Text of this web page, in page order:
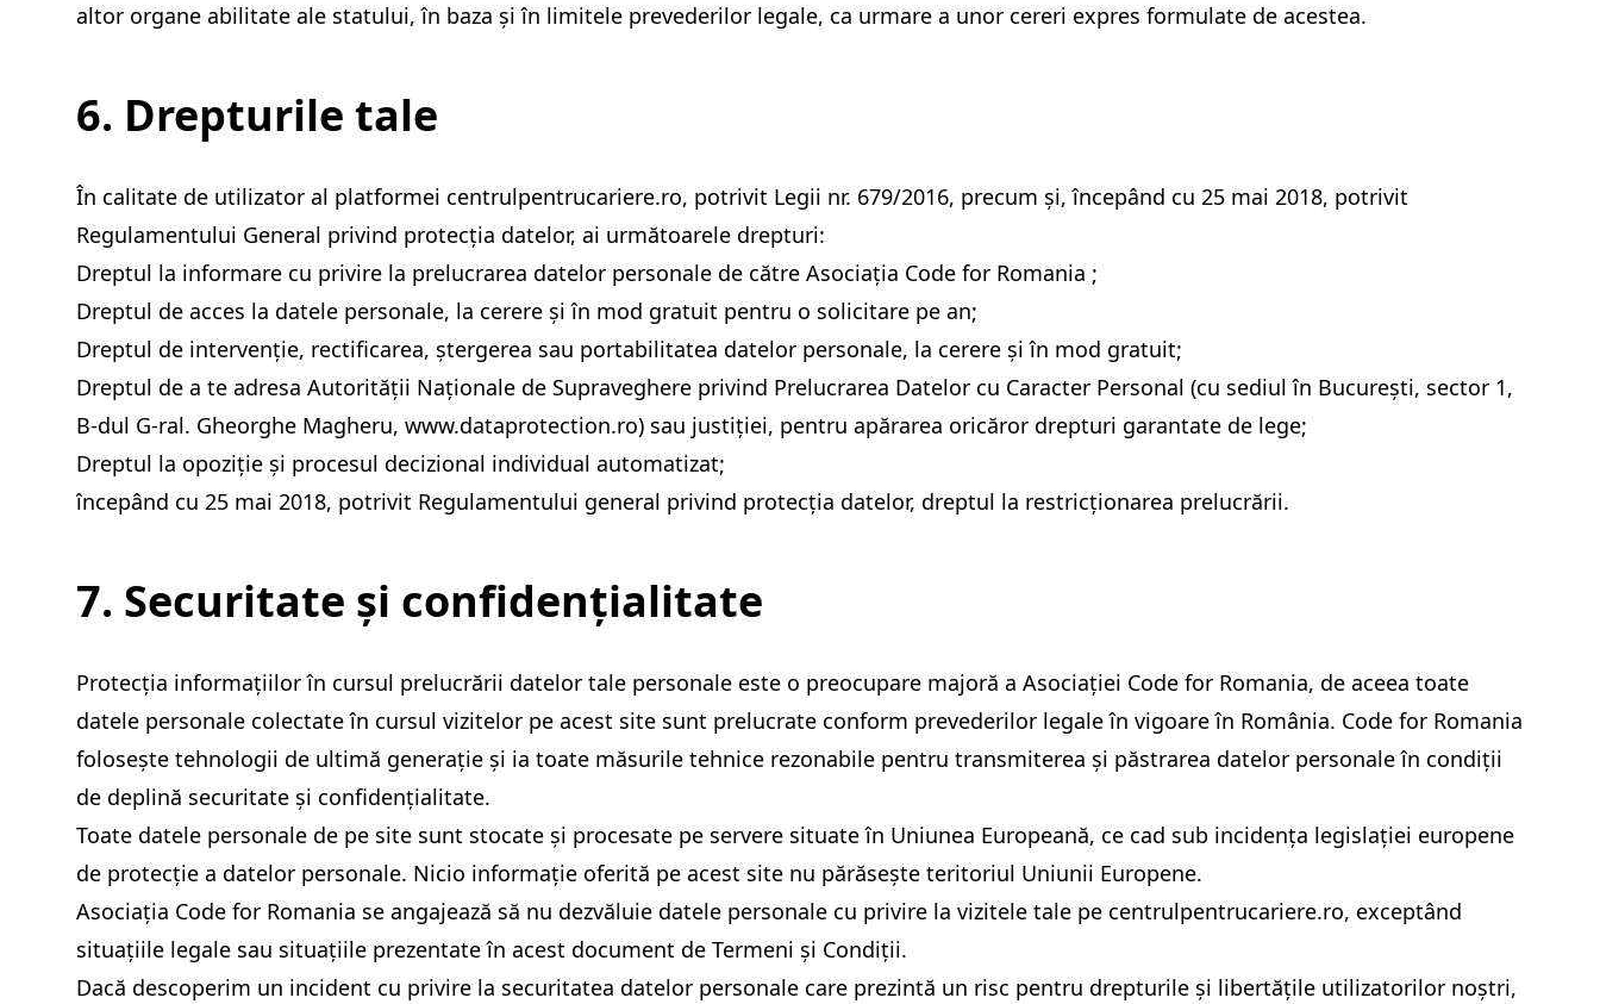
altor organe abilitate ale statului, în baza și în limitele prevederilor legale, ca urmare a unor cereri expres formulate de acestea.
6. Drepturile tale
În calitate de utilizator al platformei centrulpentrucariere.ro, potrivit Legii nr. 679/2016, precum și, începând cu 25 mai 2018, potrivit
Regulamentului General privind protecția datelor, ai următoarele drepturi:
Dreptul la informare cu privire la prelucrarea datelor personale de către Asociația Code for Romania ;
Dreptul de acces la datele personale, la cerere și în mod gratuit pentru o solicitare pe an;
Dreptul de intervenție, rectificarea, ștergerea sau portabilitatea datelor personale, la cerere și în mod gratuit;
Dreptul de a te adresa Autorității Naționale de Supraveghere privind Prelucrarea Datelor cu Caracter Personal (cu sediul în Bucureşti, sector 1,
B-dul G-ral. Gheorghe Magheru, www.dataprotection.ro) sau justiției, pentru apărarea oricăror drepturi garantate de lege;
Dreptul la opoziţie şi procesul decizional individual automatizat;
începând cu 25 mai 2018, potrivit Regulamentului general privind protecția datelor, dreptul la restricționarea prelucrării.
7. Securitate și confidențialitate
Protecția informațiilor în cursul prelucrării datelor tale personale este o preocupare majoră a Asociației Code for Romania, de aceea toate
datele personale colectate în cursul vizitelor pe acest site sunt prelucrate conform prevederilor legale în vigoare în România. Code for Romania
folosește tehnologii de ultimă generație și ia toate măsurile tehnice rezonabile pentru transmiterea și păstrarea datelor personale în condiții
de deplină securitate și confidențialitate.
Toate datele personale de pe site sunt stocate și procesate pe servere situate în Uniunea Europeană, ce cad sub incidența legislației europene
de protecție a datelor personale. Nicio informație oferită pe acest site nu părăsește teritoriul Uniunii Europene.
Asociația Code for Romania se angajează să nu dezvăluie datele personale cu privire la vizitele tale pe centrulpentrucariere.ro, exceptând
situațiile legale sau situațiile prezentate în acest document de Termeni și Condiții.
Dacă descoperim un incident cu privire la securitatea datelor personale care prezintă un risc pentru drepturile și libertățile utilizatorilor noștri,